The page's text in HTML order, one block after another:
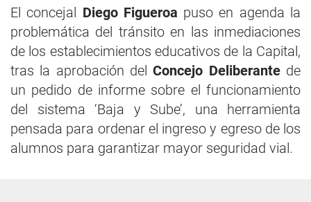
El concejal Diego Figueroa puso en agenda la
problemática del tránsito en las inmediaciones
de los establecimientos educativos de la Capital,
tras la aprobación delConcejo Deliberantede
un pedido de informe sobre el funcionamiento
del sistema ‘Baja y Sube’, una herramienta
pensada para ordenar el ingreso y egreso de los
alumnos para garantizar mayor seguridad vial.